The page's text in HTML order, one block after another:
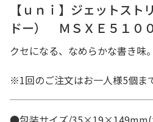
【ｕｎｉ】ジェットスト
ドー） ＭＳＸＥ５１０
クセになる、なめらかな書き味。
※1回のご注文はお一人様5個ま